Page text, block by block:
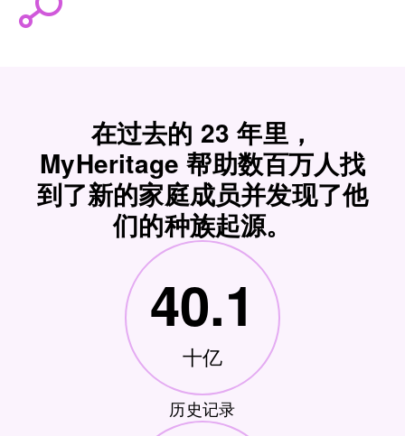
在过去的 23 年里，
MyHeritage 帮助数百万人找
到了新的家庭成员并发现了他
们的种族起源。
40.1
十亿
历史记录